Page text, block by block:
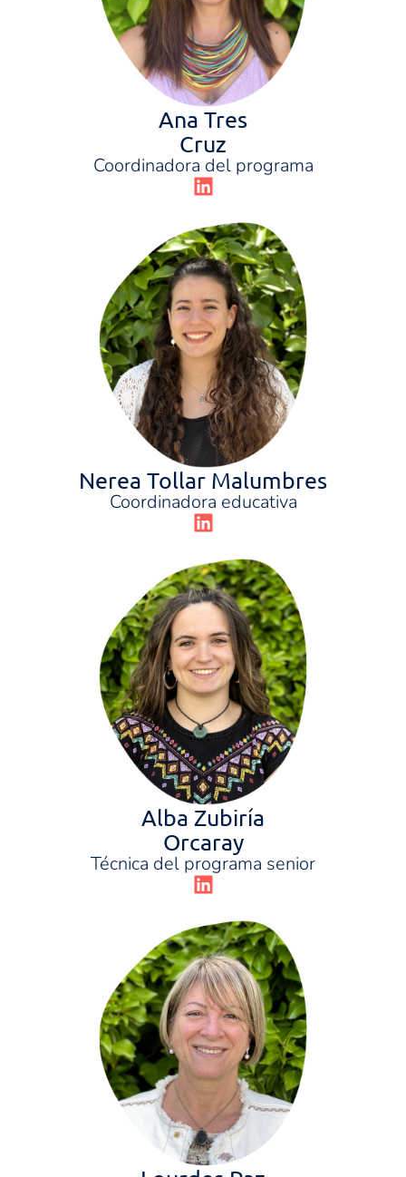
Ana Tres
Cruz
Coordinadora del programa
Nerea Tollar Malumbres
Coordinadora educativa
Alba Zubiría
Orcaray
Técnica del programa senior